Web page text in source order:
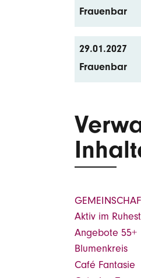
Frauenbar
29.01.2027
Frauenbar
Aktiv im
Angebote 55+
Blumenkreis
Café Fantasie